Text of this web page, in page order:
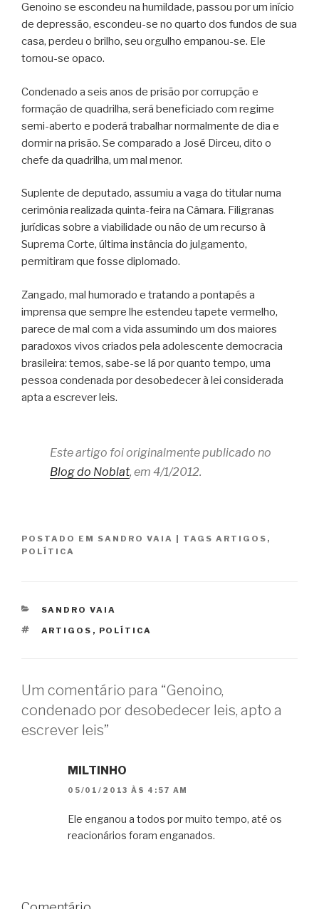
Genoino se escondeu na humildade, passou por um início
de depressão, escondeu-se no quarto dos fundos de sua
casa, perdeu o brilho, seu orgulho empanou-se. Ele
tornou-se opaco.
Condenado a seis anos de prisão por corrupção e
formação de quadrilha, será beneficiado com regime
semi-aberto e poderá trabalhar normalmente de dia e
dormir na prisão. Se comparado a José Dirceu, dito o
chefe da quadrilha, um mal menor.
Suplente de deputado, assumiu a vaga do titular numa
cerimônia realizada quinta-feira na Câmara. Filigranas
jurídicas sobre a viabilidade ou não de um recurso à
Suprema Corte, última instância do julgamento,
permitiram que fosse diplomado.
Zangado, mal humorado e tratando a pontapés a
imprensa que sempre lhe estendeu tapete vermelho,
parece de mal com a vida assumindo um dos maiores
paradoxos vivos criados pela adolescente democracia
brasileira: temos, sabe-se lá por quanto tempo, uma
pessoa condenada por desobedecer à lei considerada
apta a escrever leis.
Este artigo foi originalmente publicado no
Blog do Noblat, em 4/1/2012.
POSTADO EM SANDRO VAIA | TAGS ARTIGOS ,
POLÍTICA
CATEGORIAS
SANDRO VAIA
TAGS
ARTIGOS , POLÍTICA
Um comentário para “Genoino,
condenado por desobedecer leis, apto a
escrever leis”
MILTINHO
05/01/2013 ÀS 4:57 AM
Ele enganou a todos por muito tempo, até os
reacionários foram enganados.